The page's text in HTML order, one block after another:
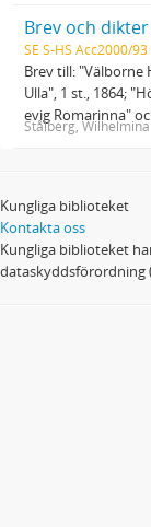
Brev och
SE S-HS Acc2000/93
Brev till: "Välborne
Ulla", 1 st., 1864;
evig Romarinna"
Stålberg, Wilhelmina
Kungliga biblioteket
Kontakta oss
Kungliga biblioteket
dataskyddsförordning